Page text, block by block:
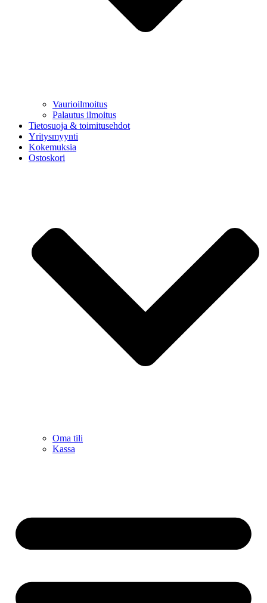
Vaurioilmoitus
Palautus ilmoitus
Tietosuoja & toimitusehdot
Yritysmyynti
Kokemuksia
Ostoskori
Oma tili
Kassa